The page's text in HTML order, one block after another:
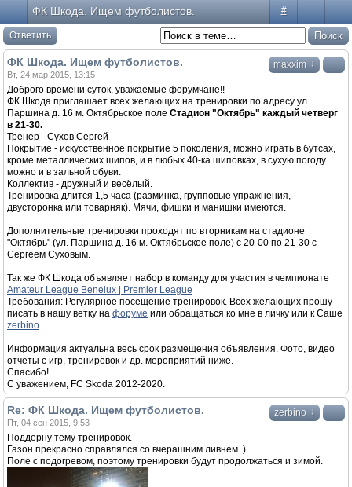
#
ФК Шкода. Ищем футболистов.
Ответить
maxxim ↓
ФК Шкода. Ищем футболистов.
Вт, 24 мар 2015, 13:15
Доброго времени суток, уважаемые форумчане!!
ФК Шкода приглашает всех желающих на тренировки по адресу ул.
Паршина д. 16 м. Октябрьское поле Cтадион "Октябрь" каждый четверг
в 21-30.
Тренер - Сухов Сергей
Покрытие - искусственное покрытие 5 поколения, можно играть в бутсах,
кроме металлических шипов, и в любых 40-ка шиповках, в сухую погоду
можно и в зальной обуви.
Коллектив - дружный и весёлый.
Тренировка длится 1,5 часа (разминка, групповые упражнения,
двусторонка или товарняк). Мячи, фишки и манишки имеются.
Дополнительные тренировки проходят по вторникам на стадионе
"Октябрь" (ул. Паршина д. 16 м. Октябрьское поле) с 20-00 по 21-30 с
Сергеем Суховым.
Так же ФК Шкода объявляет набор в команду для участия в чемпионате
Amateur League Benelux | Premier League
Требования: Регулярное посещение тренировок. Всех желающих прошу
писать в нашу ветку на форуме или обращаться ко мне в личку или к Саше
zerbino .
Информация актуальна весь срок размещения объявления. Фото, видео
отчеты с игр, тренировок и др. мероприятий ниже.
Спасибо!
С уважением, FC Skoda 2012-2020.
zerbino ↓
Re: ФК Шкода. Ищем футболистов.
Пт, 04 сен 2015, 9:53
Поддерну тему тренировок.
Газон прекрасно справлялся со вчерашним ливнем. )
Поле с подогревом, поэтому тренировки будут продолжаться и зимой.